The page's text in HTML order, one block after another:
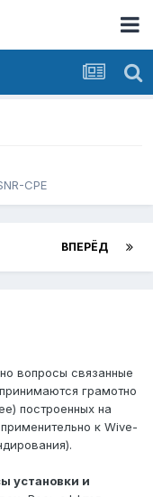
CPE
ВПЕРЁД
вопросы связанные
грамотно
построенных на
к Wive-
установки и